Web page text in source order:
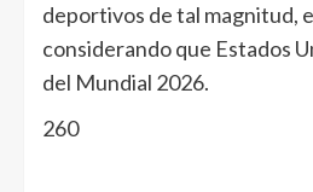
deportivos de tal magnitud,
considerando que Estados
del Mundial 2026.
260